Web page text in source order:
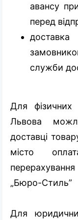
авансу
перед
служби
Для
Львова
доставці
місто
„Бюро-Стиль”
Для